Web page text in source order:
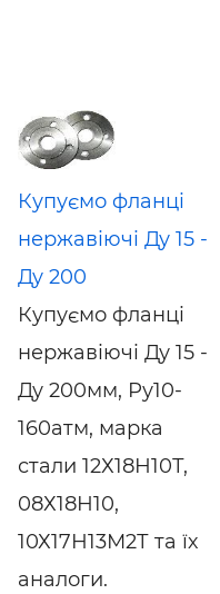
Купуємо фланці
нержавіючі Ду 15 -
Ду 200
Купуємо фланці
нержавіючі Ду 15 -
Ду 200мм, Ру10-
160атм, марка
стали 12Х18Н10Т,
08Х18Н10,
10Х17Н13М2Т та їх
аналоги.